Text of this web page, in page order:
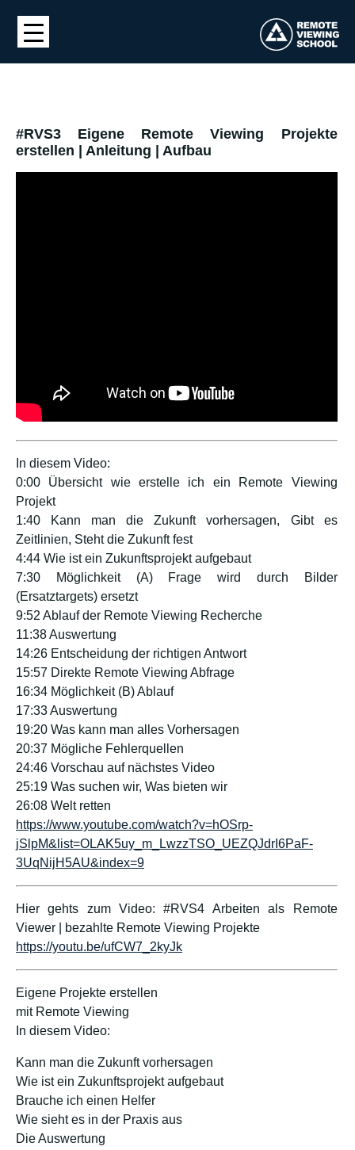
#RVS3 Eigene Remote Viewing Projekte
erstellen | Anleitung | Aufbau
In diesem Video:
0:00 Übersicht wie erstelle ich ein Remote Viewing
Projekt
1:40 Kann man die Zukunft vorhersagen, Gibt es
Zeitlinien, Steht die Zukunft fest
4:44 Wie ist ein Zukunftsprojekt aufgebaut
7:30 Möglichkeit (A) Frage wird durch Bilder
(Ersatztargets) ersetzt
9:52 Ablauf der Remote Viewing Recherche
11:38 Auswertung
14:26 Entscheidung der richtigen Antwort
15:57 Direkte Remote Viewing Abfrage
16:34 Möglichkeit (B) Ablauf
17:33 Auswertung
19:20 Was kann man alles Vorhersagen
20:37 Mögliche Fehlerquellen
24:46 Vorschau auf nächstes Video
25:19 Was suchen wir, Was bieten wir
26:08 Welt retten
https://www.youtube.com/watch?v=hOSrp-
jSlpM&list=OLAK5uy_m_LwzzTSO_UEZQJdrI6PaF-
3UqNijH5AU&index=9
Hier gehts zum Video: #RVS4 Arbeiten als Remote
Viewer | bezahlte Remote Viewing Projekte
https://youtu.be/ufCW7_2kyJk
Eigene Projekte erstellen
mit Remote Viewing
In diesem Video:
Kann man die Zukunft vorhersagen
Wie ist ein Zukunftsprojekt aufgebaut
Brauche ich einen Helfer
Wie sieht es in der Praxis aus
Die Auswertung